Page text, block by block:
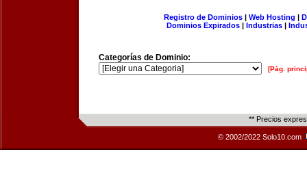
Registro de Dominios| Web Hosting |
Dominios Expirados | Industrias |
Categorías de Dominio:
[Pág.
** Precios
© 2002/2022 Solo10.com